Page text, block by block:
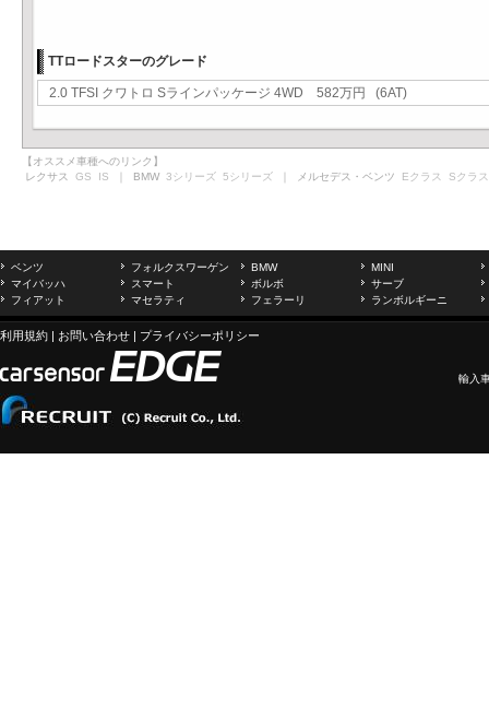
TTロードスターのグレード
2.0 TFSI クワトロ Sラインパッケージ 4WD 582万円 (6AT)
【オススメ車種へのリンク】
レクサス GS IS ｜ BMW 3シリーズ 5シリーズ ｜ メルセデス・ベンツ Eクラス Sクラス
ベンツ フォルクスワーゲン BMW
MINI
マイバッハ
スマート ボルボ
サーブ
フィアット
マセラティ フェラーリ ランボルギーニ
利用規約 | お問い合わせ | プライバシーポリシー
輸入